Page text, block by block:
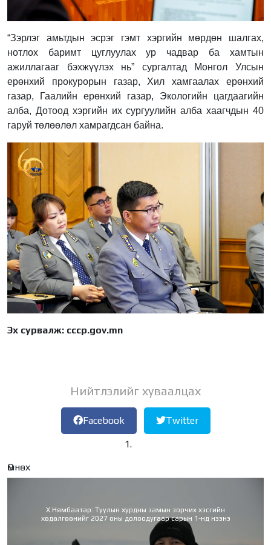
“Зэрлэг амьтдын эсрэг гэмт хэргийн мөрдөн шалгах,
нотлох баримт цуглуулах ур чадвар ба хамтын
ажиллагааг бэхжүүлэх нь” сургалтад Монгол Улсын
ерөнхий прокурорын газар, Хил хамгаалах ерөнхий
газар, Гаалийн ерөнхий газар, Экологийн цагдаагийн
алба, Дотоод хэргийн их сургуулийн алба хаагчдын 40
гаруй төлөөлөл хамрагдсан байна.
Эх сурвалж: cccp.gov.mn
Нийтлэлийг хуваалцах
Facebook Twitter
Өмнөх
Х.Нямбаатар: Туулын хурдны замын зорчих хэсгийн
хөдөлгөөнийг 2027 оны долоодугаар сарын 1-нд нээнэ